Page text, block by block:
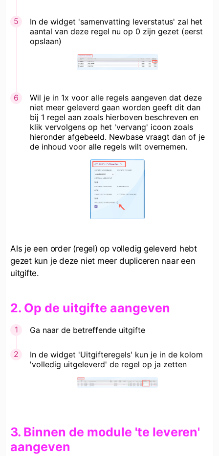
In de widget 'samenvatting leverstatus' zal het
aantal van deze regel nu op 0 zijn gezet (eerst
opslaan)
Wil je in 1x voor alle regels aangeven dat deze
niet meer geleverd gaan worden geeft dit dan
bij 1 regel aan zoals hierboven beschreven en
klik vervolgens op het 'vervang' icoon zoals
hieronder afgebeeld. Newbase vraagt dan of je
de inhoud voor alle regels wilt overnemen.
Als je een order (regel) op volledig geleverd hebt
gezet kun je deze niet meer dupliceren naar een
uitgifte.
2. Op de uitgifte aangeven
Ga naar de betreffende uitgifte
In de widget 'Uitgifteregels' kun je in de kolom
'volledig uitgeleverd' de regel op ja zetten
3. Binnen de module 'te leveren'
aangeven